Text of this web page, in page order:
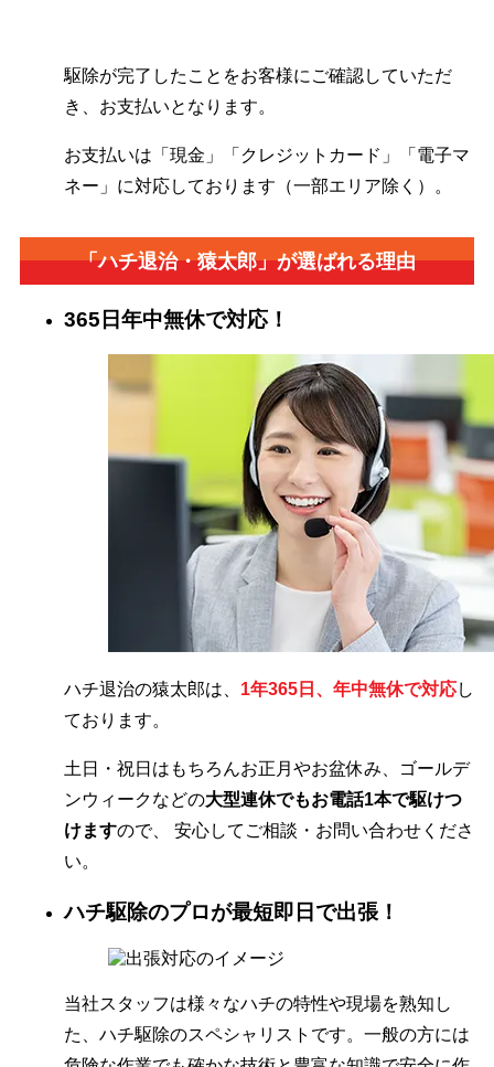
駆除が完了したことをお客様にご確認していただ
き、お支払いとなります。
お支払いは「現金」「クレジットカード」「電子マ
ネー」に対応しております（一部エリア除く）。
「ハチ退治・猿太郎」が選ばれる理由
365日年中無休で対応！
ハチ退治の猿太郎は、 1年365日、年中無休で対応し
ております。
土日・祝日はもちろんお正月やお盆休み、ゴールデ
ンウィークなどの大型連休でもお電話1本で駆けつ
けますので、 安心してご相談・お問い合わせくださ
い。
ハチ駆除のプロが最短即日で出張！
当社スタッフは様々なハチの特性や現場を熟知し
た、ハチ駆除のスペシャリストです。一般の方には